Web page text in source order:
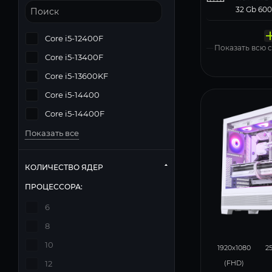
Windows
Показать всю
1920x1080
(FHD)
Core i5-12400F
Core i5-13400F
Core i5-13600KF
Core i5-14400
Core i5-14400F
Показать все
КОЛИЧЕСТВО ЯДЕР
ПРОЦЕССОРА:
6
8
10
12